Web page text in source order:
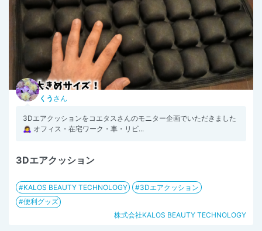
くう さん
3Dエアクッションをコエタスさんのモニター企画でいただきました
🙇‍♀ オフィス・在宅ワーク・車・リビ...
3Dエアクッション
KALOS BEAUTY TECHNOLOGY
3Dエアクッション
便利グッズ
株式会社KALOS BEAUTY TECHNOLOGY